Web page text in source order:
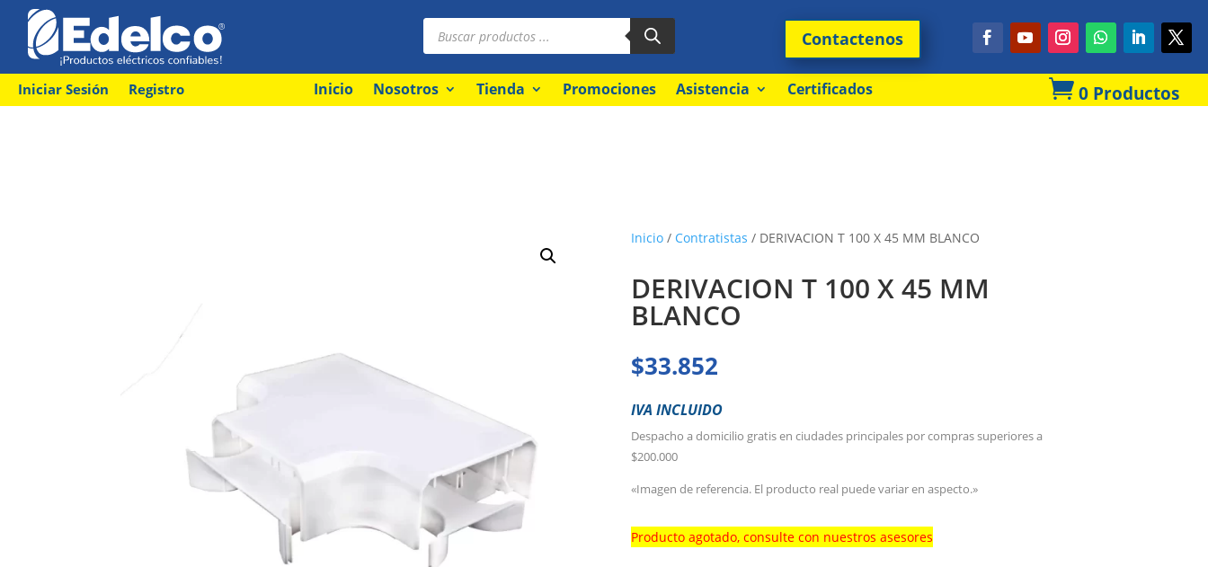
Búsqueda
productos Contactenos
Iniciar Sesión Registro Inicio Nosotros Tienda Promociones Asistencia Certificados  0 Productos
Inicio/ Contratistas / DERIVACION T 100 X 45 MM BLANCO
DERIVACION T 100 X 45 MM
BLANCO
$33.852
IVA INCLUIDO
Despacho a domicilio gratis en ciudades principales por compras superiores a
$200.000
«Imagen de referencia. El producto real puede variar en aspecto.»
Producto agotado, consulte con nuestros asesores